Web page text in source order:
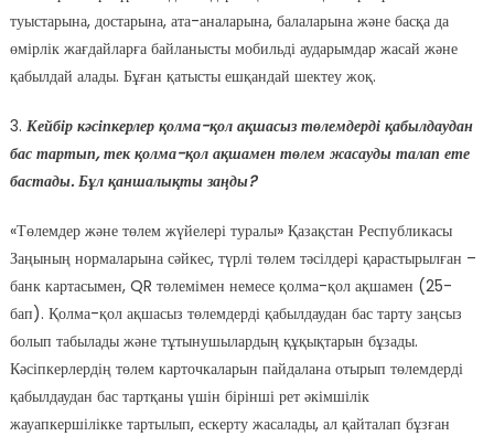
туыстарына, достарына, ата-аналарына, балаларына және басқа да
өмірлік жағдайларға байланысты мобильді аударымдар жасай және
қабылдай алады. Бұған қатысты ешқандай шектеу жоқ.
3. Кейбір кәсіпкерлер қолма-қол ақшасыз төлемдерді қабылдаудан
бас тартып, тек қолма-қол ақшамен төлем жасауды талап ете
бастады. Бұл қаншалықты заңды?
«Төлемдер және төлем жүйелері туралы» Қазақстан Республикасы
Заңының нормаларына сәйкес, түрлі төлем тәсілдері қарастырылған –
банк картасымен, QR төлемімен немесе қолма-қол ақшамен (25-
бап). Қолма-қол ақшасыз төлемдерді қабылдаудан бас тарту заңсыз
болып табылады және тұтынушылардың құқықтарын бұзады.
Кәсіпкерлердің төлем карточкаларын пайдалана отырып төлемдерді
қабылдаудан бас тартқаны үшін бірінші рет әкімшілік
жауапкершілікке тартылып, ескерту жасалады, ал қайталап бұзған